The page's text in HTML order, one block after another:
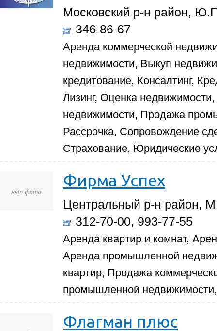
Московский р-н район,
346-86-67
Аренда коммерческой
недвижимости, Выкуп
кредитование, Консалтинг,
Лизинг, Оценка
недвижимости, Продажа
Рассрочка, Сопровождение
Страхование, Юридические
Фирма Успех
Центральный р-н район,
312-70-00, 993-77-55
Аренда квартир и комнат,
Аренда промышленной
квартир, Продажа
промышленной
Флагман плюс